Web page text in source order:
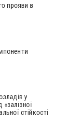
прояви в
у
стійкості